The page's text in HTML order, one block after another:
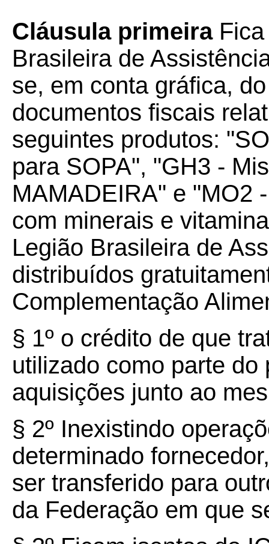
Cláusula primeira
Brasileira de
se, em conta gráfica,
documentos fiscais
seguintes produtos:
para SOPA", "GH3 -
MAMADEIRA" e "MO2
com minerais e
Legião Brasileira de
distribuídos
Complementação
§ 1º o crédito de que
utilizado como parte
aquisições junto ao
§ 2º Inexistindo
determinado
ser transferido para
da Federação em que